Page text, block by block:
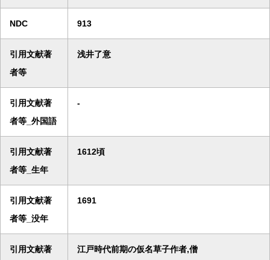
NDC 913
引用文献著
者等
浅井了意
引用文献著
者等_外国語
-
引用文献著
者等_生年
1612頃
引用文献著
者等_没年
1691
引用文献著
江戸時代前期の仮名草子作者,僧